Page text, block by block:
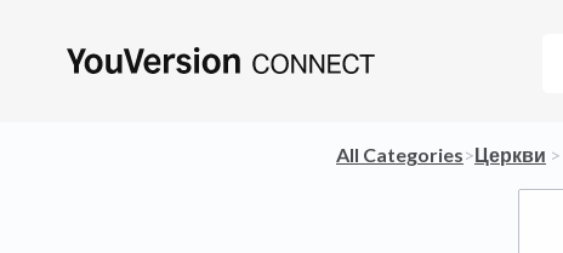
All Categories​>​​Церкви ​ > ​